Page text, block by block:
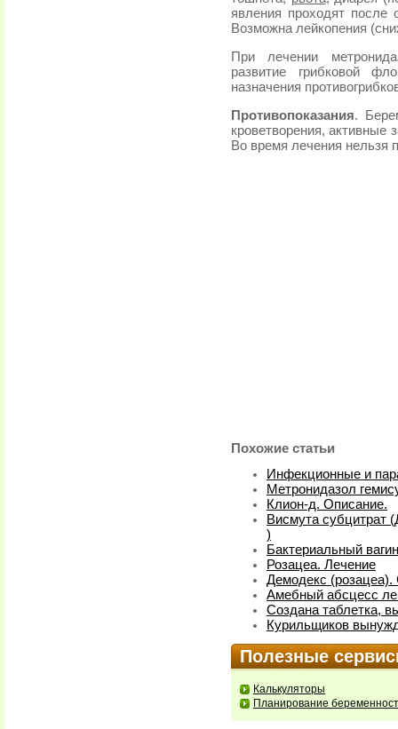
явления проходят после
Возможна лейкопения
При лечении
развитие грибковой
назначения
Противопоказания.
кроветворения, активные
Во время лечения нельзя
Похожие статьи
Инфекционные и
Метронидазол
Клион-д. Описание.
Висмута субцитрат
)
Бактериальный
Розацеа. Лечение
Демодекс
Амебный абсцесс
Создана таблетка,
Курильщиков
Полезные
Калькуляторы
Планирование